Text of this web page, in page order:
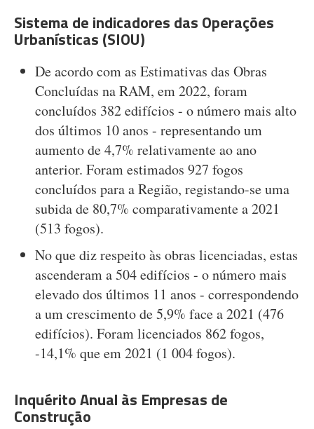
Sistema de indicadores das Operações
Urbanísticas (SIOU)
De acordo com as Estimativas das Obras
Concluídas na RAM, em 2022, foram
concluídos 382 edifícios - o número mais alto
dos últimos 10 anos - representando um
aumento de 4,7% relativamente ao ano
anterior. Foram estimados 927 fogos
concluídos para a Região, registando-se uma
subida de 80,7% comparativamente a 2021
(513 fogos).
No que diz respeito às obras licenciadas, estas
ascenderam a 504 edifícios - o número mais
elevado dos últimos 11 anos - correspondendo
a um crescimento de 5,9% face a 2021 (476
edifícios). Foram licenciados 862 fogos,
-14,1% que em 2021 (1 004 fogos).
Inquérito Anual às Empresas de
Construção